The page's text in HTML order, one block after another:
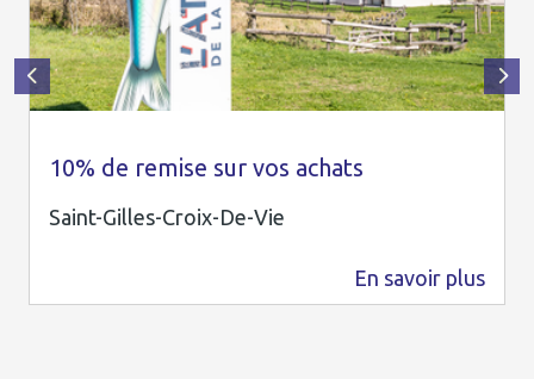
10% de remise sur vos achats
Saint-Gilles-Croix-De-Vie
En savoir plus